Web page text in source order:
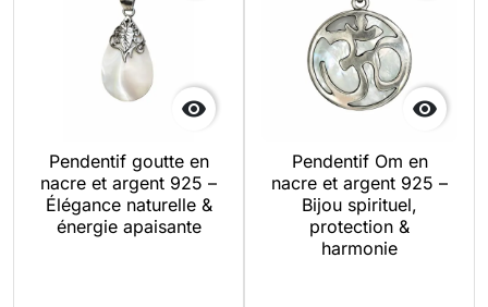

Pendentif goutte en
nacre et argent 925 –
Élégance naturelle &
énergie apaisante

Pendentif Om en
nacre et argent 925 –
Bijou spirituel,
protection &
harmonie